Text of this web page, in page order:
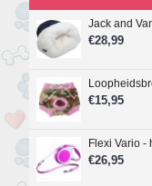
€28,99
€15,95
€26,95